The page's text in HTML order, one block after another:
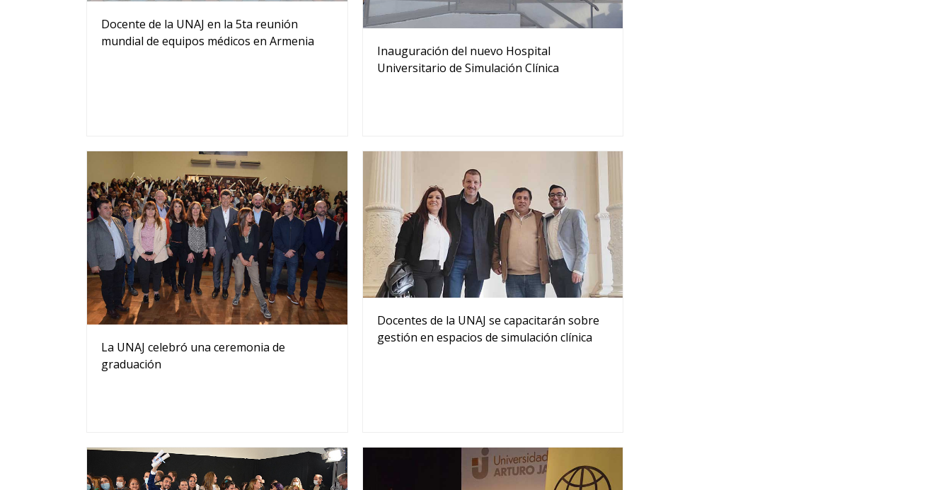
Docente de la UNAJ en la 5ta reunión
mundial de equipos médicos en Armenia
Inauguración del nuevo Hospital
Universitario de Simulación Clínica
La UNAJ celebró una ceremonia de
graduación
Docentes de la UNAJ se capacitarán sobre
gestión en espacios de simulación clínica